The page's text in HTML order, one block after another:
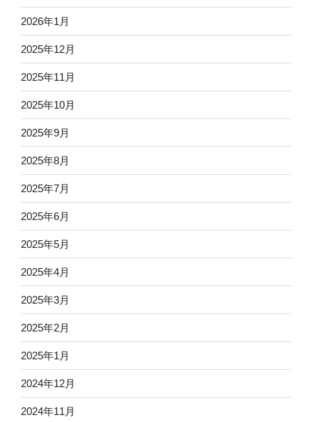
2026年1月
2025年12月
2025年11月
2025年10月
2025年9月
2025年8月
2025年7月
2025年6月
2025年5月
2025年4月
2025年3月
2025年2月
2025年1月
2024年12月
2024年11月